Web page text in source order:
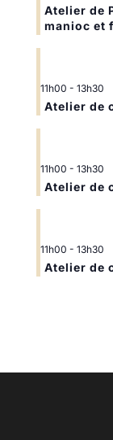
Atelier de
manioc et
11h00 - 13h30
Atelier de
11h00 - 13h30
Atelier de
11h00 - 13h30
Atelier de